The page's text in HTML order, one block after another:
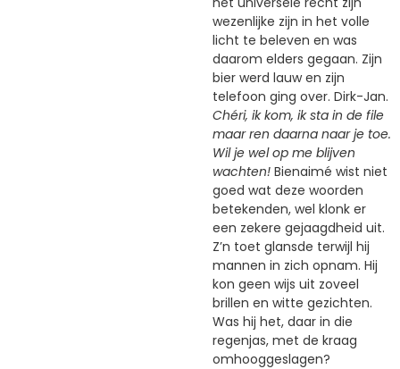
wezenlijke zijn in het volle
licht te beleven en was
daarom elders gegaan. Zijn
bier werd lauw en zijn
telefoon ging over. Dirk-Jan.
Chéri, ik kom, ik sta in de file
maar ren daarna naar je toe.
Wil je wel op me blijven
wachten! Bienaimé wist niet
goed wat deze woorden
betekenden, wel klonk er
een zekere gejaagdheid uit.
Z’n toet glansde terwijl hij
mannen in zich opnam. Hij
kon geen wijs uit zoveel
brillen en witte gezichten.
Was hij het, daar in die
regenjas, met de kraag
omhooggeslagen?